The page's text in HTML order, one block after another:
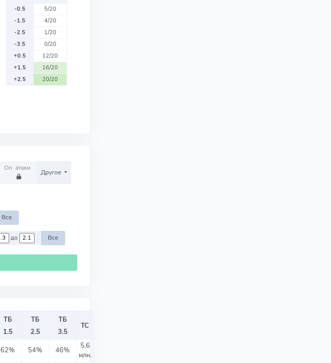
-0.5
5/20
-1.5
4/20
-2.5
1/20
-3.5
0/20
+0.5
12/20
+1.5
16/20
+2.5
20/20
Оп. атаки
Другое
Все
до Все
ТБ
1.5
ТБ
2.5
ТБ
3.5
ТС
62% 54% 46%
5.6
млн.